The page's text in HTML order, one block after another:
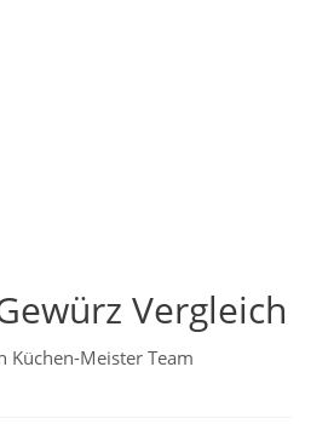
Vergleich
Küchen-Meister Team